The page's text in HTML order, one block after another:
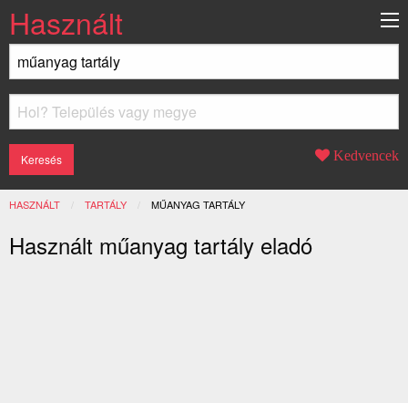
Használt
Kedvencek
HASZNÁLT TARTÁLY JELENLEGI:
MŰANYAG TARTÁLY
Használt műanyag tartály eladó